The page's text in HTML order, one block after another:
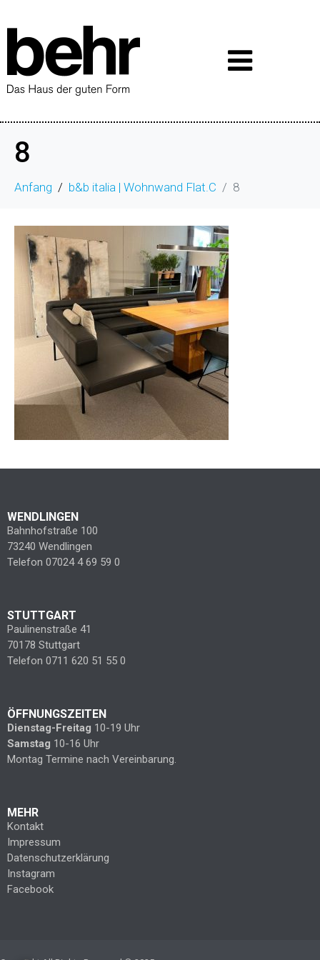
8
Anfang b&b italia | Wohnwand Flat.C 8
WENDLINGEN
Bahnhofstraße 100
73240 Wendlingen
Telefon 07024 4 69 59 0
STUTTGART
Paulinenstraße 41
70178 Stuttgart
Telefon 0711 620 51 55 0
ÖFFNUNGSZEITEN
Dienstag-Freitag 10-19 Uhr
Samstag 10-16 Uhr
Montag Termine nach Vereinbarung.
MEHR
Kontakt
Impressum
Datenschutzerklärung
Instagram
Facebook